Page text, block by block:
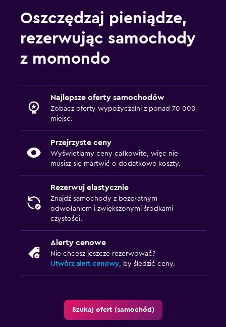
Oszczędzaj pieniądze,
rezerwując samochody
z momondo
Najlepsze oferty samochodów
Zobacz oferty wypożyczalni z ponad 70 000
miejsc.
Przejrzyste ceny
Wyświetlamy ceny całkowite, więc nie
musisz się martwić o dodatkowe koszty.
Rezerwuj elastycznie
Znajdź samochody z bezpłatnym
odwołaniem i zwiększonymi środkami
czystości.
Alerty cenowe
Nie chcesz jeszcze rezerwować?
Utwórz alert cenowy, by śledzić ceny.
Szukaj ofert (samochód)